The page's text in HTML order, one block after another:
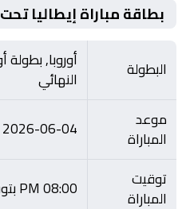
بطاقة مباراة إيطاليا تحت 17 و إسبانيا تحت 17
البطولة
النهائي
موعد
المباراة
2026-06-04
توقيت
المباراة 08:00 PM بتوقيت مصر